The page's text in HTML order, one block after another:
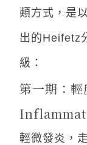
類方式，是
出的Heifetz
級：
第一期：
輕微發炎，